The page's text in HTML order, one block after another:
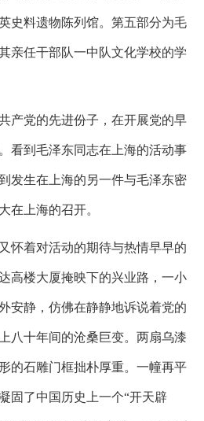
史料遗物陈列馆。第五部分为毛
亲任干部队一中队文化学校的学
产党的先进份子，在开展党的早
看到毛泽东同志在上海的活动事
发生在上海的另一件与毛泽东密
在上海的召开。
怀着对活动的期待与热情早早的
高楼大厦掩映下的兴业路，一小
安静，仿佛在静静地诉说着党的
八十年间的沧桑巨变。两扇乌漆
的石雕门框拙朴厚重。一幢再平
固了中国历史上一个“开天辟